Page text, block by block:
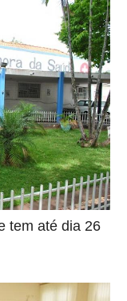
tem até dia 26